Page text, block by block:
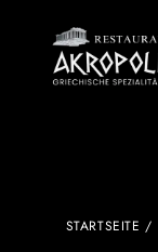
STARTSEITE /